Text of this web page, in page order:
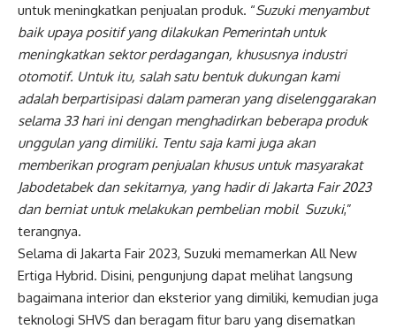
untuk meningkatkan penjualan produk. “Suzuki menyambut
baik upaya positif yang dilakukan Pemerintah untuk
meningkatkan sektor perdagangan, khususnya industri
otomotif. Untuk itu, salah satu bentuk dukungan kami
adalah berpartisipasi dalam pameran yang diselenggarakan
selama 33 hari ini dengan menghadirkan beberapa produk
unggulan yang dimiliki. Tentu saja kami juga akan
memberikan program penjualan khusus untuk masyarakat
Jabodetabek dan sekitarnya, yang hadir di Jakarta Fair 2023
dan berniat untuk melakukan pembelian mobil Suzuki,”
terangnya.
Selama di Jakarta Fair 2023, Suzuki memamerkan All New
Ertiga Hybrid. Disini, pengunjung dapat melihat langsung
bagaimana interior dan eksterior yang dimiliki, kemudian juga
teknologi SHVS dan beragam fitur baru yang disematkan